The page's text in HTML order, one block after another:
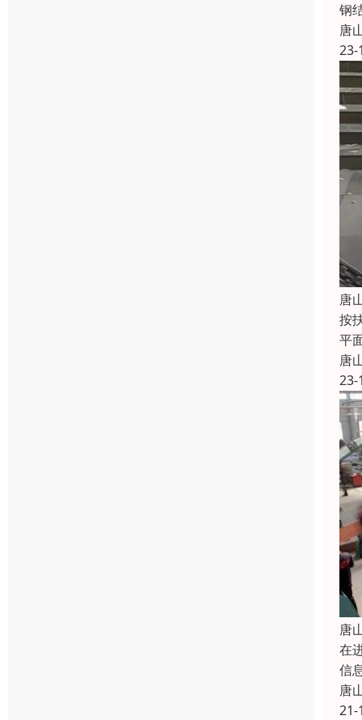
钢
唐
23-
唐
按
平
唐
23-
唐
在
信
唐
21-